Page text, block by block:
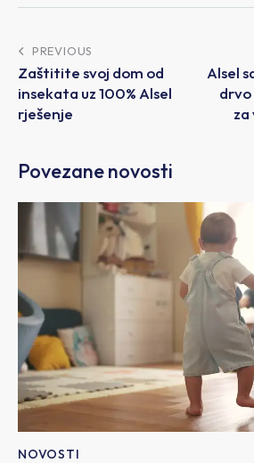
PREVIOUS
Zaštitite svoj dom od
insekata uz 100% Alsel
rješenje
Alsel
za
Povezane novosti
NOVOSTI